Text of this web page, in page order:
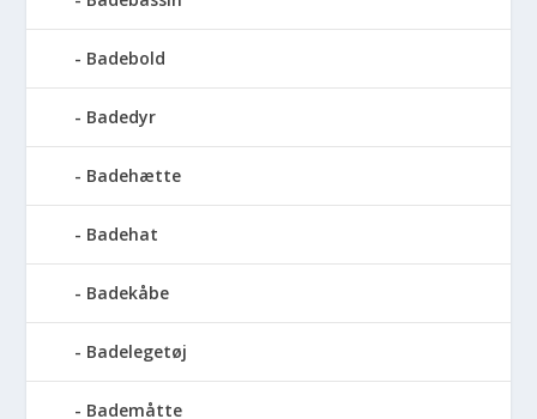
Badebold
Badedyr
Badehætte
Badehat
Badekåbe
Badelegetøj
Bademåtte